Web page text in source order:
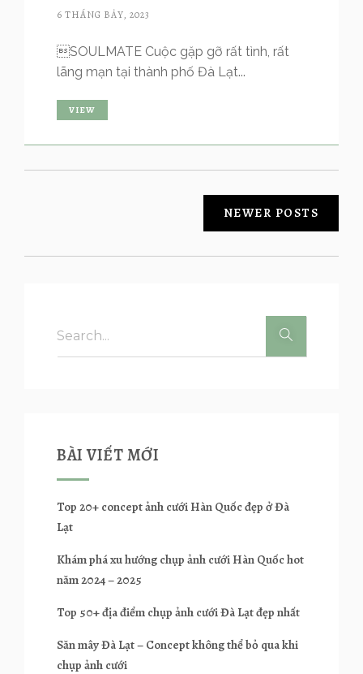
6 THÁNG BẢY, 2023
SOULMATE Cuộc gặp gỡ rất tình, rất
lãng mạn tại thành phố Đà Lạt...
VIEW
NEWER POSTS
BÀI VIẾT MỚI
Top 20+ concept ảnh cưới Hàn Quốc đẹp ở Đà
Lạt
Khám phá xu hướng chụp ảnh cưới Hàn Quốc hot
năm 2024 – 2025
Top 50+ địa điểm chụp ảnh cưới Đà Lạt đẹp nhất
Săn mây Đà Lạt – Concept không thể bỏ qua khi
chụp ảnh cưới